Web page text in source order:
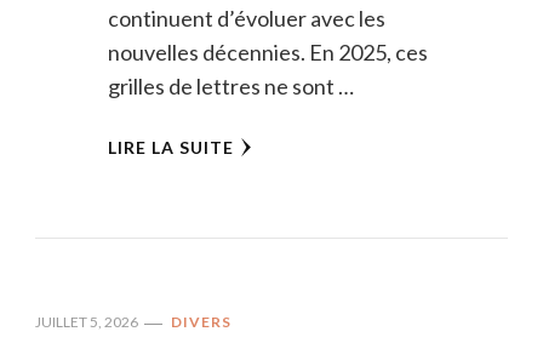
continuent d’évoluer avec les
nouvelles décennies. En 2025, ces
grilles de lettres ne sont …
LIRE LA SUITE
JUILLET 5, 2026 DIVERS